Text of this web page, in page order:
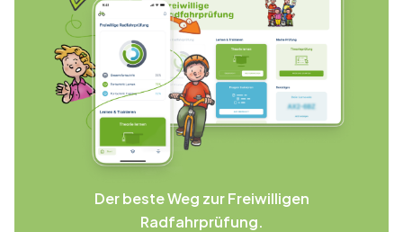
Der beste Weg zur Freiwilligen
Radfahrprüfung.